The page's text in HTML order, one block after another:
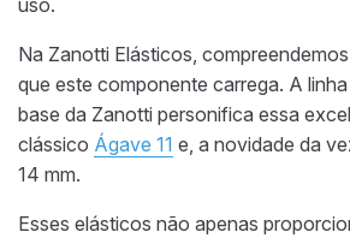
uso.
Na Zanotti Elásticos,
que este componente carrega. A
base da Zanotti personifica essa
clássico Ágave 11 e, a novidade da
14 mm.
Esses elásticos não apenas